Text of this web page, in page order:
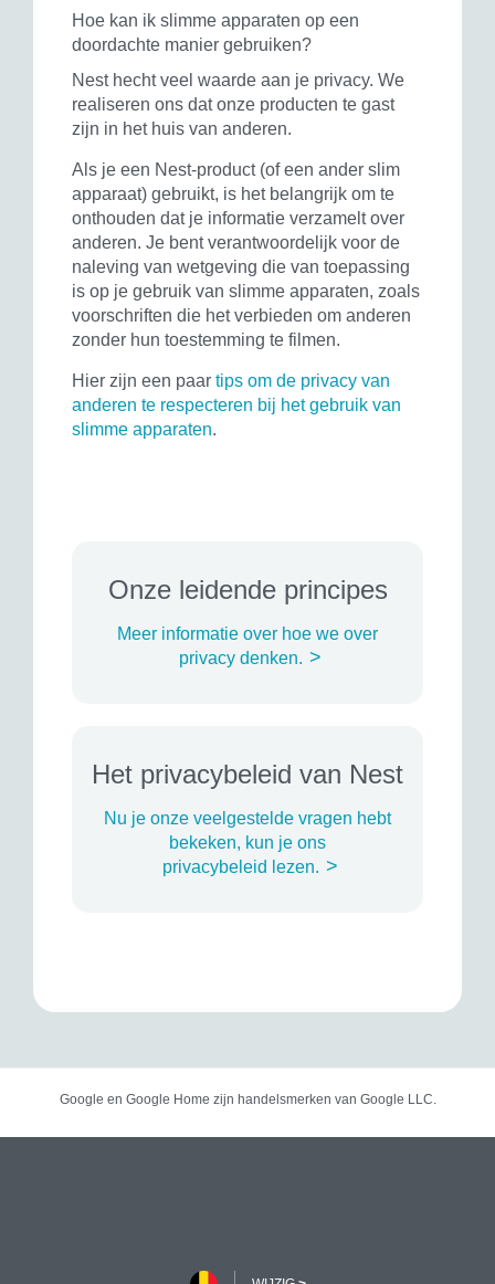
Hoe kan ik slimme apparaten op een
doordachte manier gebruiken?
Nest hecht veel waarde aan je privacy. We
realiseren ons dat onze producten te gast
zijn in het huis van anderen.
Als je een Nest-product (of een ander slim
apparaat) gebruikt, is het belangrijk om te
onthouden dat je informatie verzamelt over
anderen. Je bent verantwoordelijk voor de
naleving van wetgeving die van toepassing
is op je gebruik van slimme apparaten, zoals
voorschriften die het verbieden om anderen
zonder hun toestemming te filmen.
Hier zijn een paar tips om de privacy van
anderen te respecteren bij het gebruik van
slimme apparaten.
Onze leidende principes
Meer informatie over hoe we over
privacy denken. >
Het privacybeleid van Nest
Nu je onze veelgestelde vragen hebt
bekeken, kun je ons
privacybeleid lezen. >